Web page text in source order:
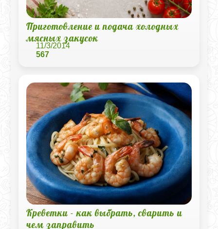
Приготовление и подача холодных
мясных закусок
11/3/2014
567
Креветки - как выбрать, сварить и
чем заправить